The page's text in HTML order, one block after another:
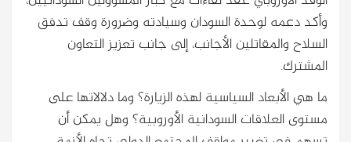
وأكد دعمه لوحدة السودان وسيادته وضرورة وقف تدفق
السلاح والمقاتلين الأجانب، إلى جانب تعزيز التعاون
المشترك.
ما هي الأبعاد السياسية لهذه الزيارة؟ وما دلالاتها على
مستوى العلاقات السودانية الأوروبية؟ وهل يمكن أن